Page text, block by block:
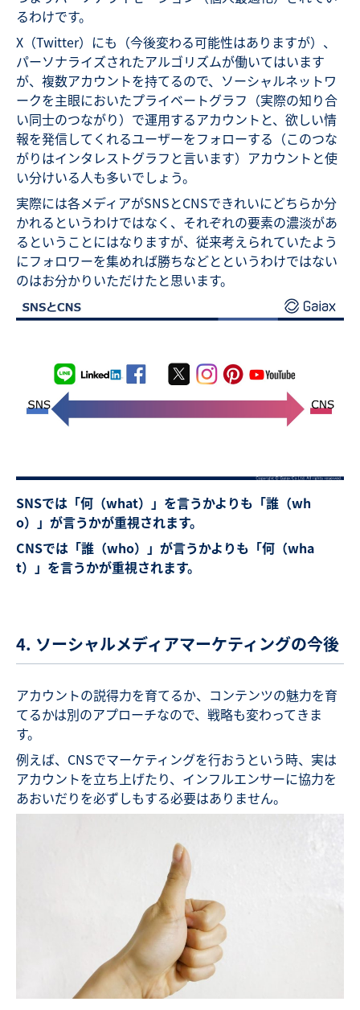
るわけです。
X（Twitter）にも（今後変わる可能性はありますが）、
パーソナライズされたアルゴリズムが働いてはいます
が、複数アカウントを持てるので、ソーシャルネットワ
ークを主眼においたプライベートグラフ（実際の知り合
い同士のつながり）で運用するアカウントと、欲しい情
報を発信してくれるユーザーをフォローする（このつな
がりはインタレストグラフと言います）アカウントと使
い分けいる人も多いでしょう。
実際には各メディアがSNSとCNSできれいにどちらか分
かれるというわけではなく、それぞれの要素の濃淡があ
るということにはなりますが、従来考えられていたよう
にフォロワーを集めれば勝ちなどとというわけではない
のはお分かりいただけたと思います。
SNSでは「何（what）」を言うかよりも「誰（wh
o）」が言うかが重視されます。
CNSでは「誰（who）」が言うかよりも「何（wha
t）」を言うかが重視されます。
4. ソーシャルメディアマーケティングの今後
アカウントの説得力を育てるか、コンテンツの魅力を育
てるかは別のアプローチなので、戦略も変わってきま
す。
例えば、CNSでマーケティングを行おうという時、実は
アカウントを立ち上げたり、インフルエンサーに協力を
あおいだりを必ずしもする必要はありません。